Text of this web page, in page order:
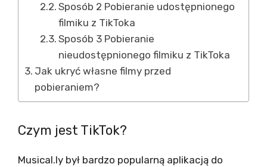
Sposób 2 Pobieranie udostępnionego
filmiku z TikToka
Sposób 3 Pobieranie
nieudostępnionego filmiku z TikToka
Jak ukryć własne filmy przed
pobieraniem?
Czym jest TikTok?
Musical.ly był bardzo popularną aplikacją do